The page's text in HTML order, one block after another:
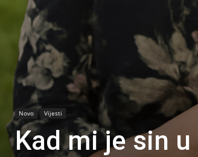
Novo Vijesti
Kad mi je sin